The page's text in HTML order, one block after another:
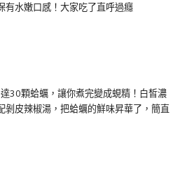
有水嫩口感！大家吃了直呼過癮
30顆蛤蠣，讓你煮完變成蜆精！白皙濃
剝皮辣椒湯，把蛤蠣的鮮味昇華了，簡直